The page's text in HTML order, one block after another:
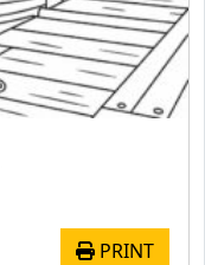
PRINT